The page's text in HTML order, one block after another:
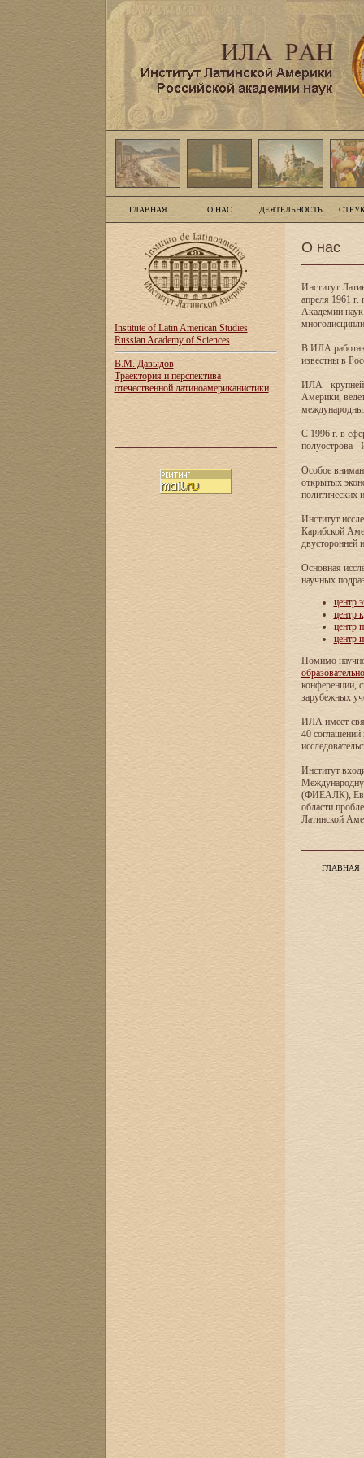
ГЛАВНАЯ О НАС ДЕЯТЕЛЬНОСТЬ
Institute of Latin American Studies
Russian Academy of Sciences
В.М. Давыдов
Траектория и перспектива
отечественной латиноамериканистики
О нас
Институт
апреля 1961
Академии
В ИЛА
известны в
ИЛА -
Америки,
С 1996 г. в
полуострова -
Особое
открытых
политических
Институт
Карибской
двусторонней
Основная
научных
центр
центр
центр
центр
Помимо
конференции,
зарубежных
ИЛА имеет
40 соглашений
Институт
(ФИЕАЛК),
области
Латинской
ГЛАВНАЯ